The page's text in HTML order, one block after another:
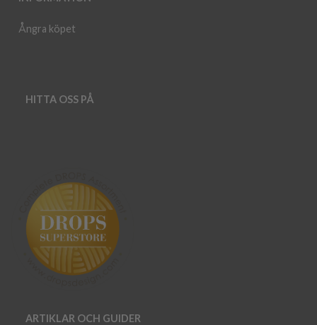
Ångra köpet
HITTA OSS PÅ
ARTIKLAR OCH GUIDER